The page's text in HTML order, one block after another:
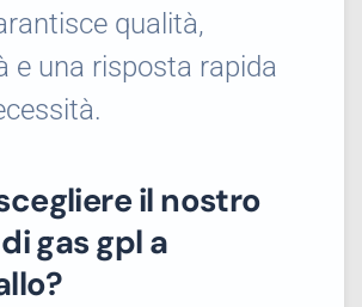
qualità,
e una risposta rapida
il nostro
gas gpl a